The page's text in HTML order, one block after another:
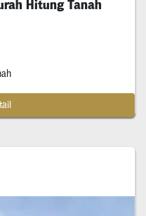
Hitung Tanah